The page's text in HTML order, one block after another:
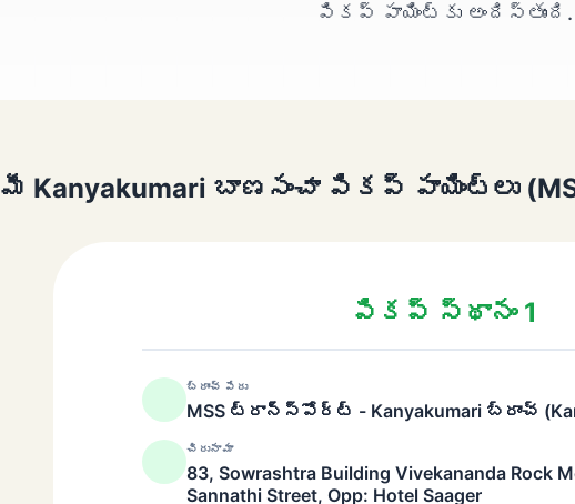
పికప్ పాయింట్‌కు అందిస్తుంది.
మీ Kanyakumari బాణసంచా పికప్ పాయింట్లు
పికప్ స్థానం 1
బ్రాంచ్ పేరు
MSS ట్రాన్స్‌పోర్ట్ - Kanyakumari బ్రాంచ్
చిరునామా
83, Sowrashtra Building Vivekananda Rock
Sannathi Street, Opp: Hotel Saager